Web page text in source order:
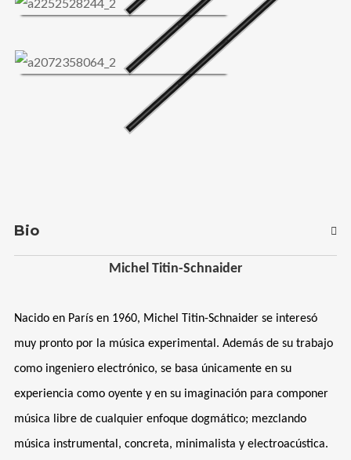
Bio
Michel Titin-Schnaider
Nacido en París en 1960, Michel Titin-Schnaider se interesó
muy pronto por la música experimental. Además de su trabajo
como ingeniero electrónico, se basa únicamente en su
experiencia como oyente y en su imaginación para componer
música libre de cualquier enfoque dogmático; mezclando
música instrumental, concreta, minimalista y electroacústica.